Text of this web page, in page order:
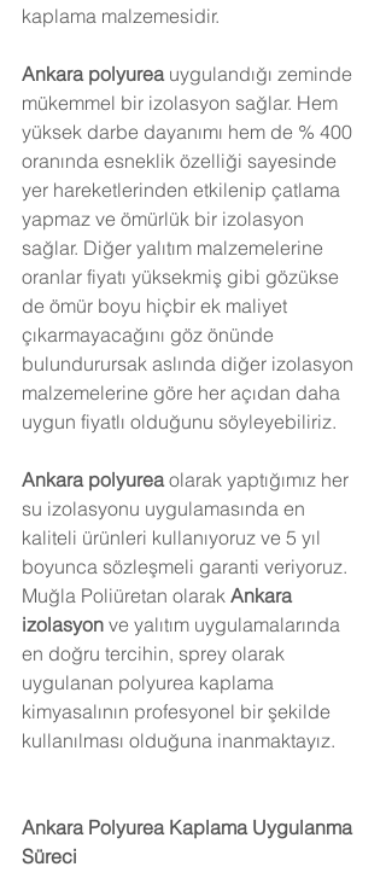
kaplama malzemesidir.
Ankara polyurea uygulandığı zeminde
mükemmel bir izolasyon sağlar. Hem
yüksek darbe dayanımı hem de % 400
oranında esneklik özelliği sayesinde
yer hareketlerinden etkilenip çatlama
yapmaz ve ömürlük bir izolasyon
sağlar. Diğer yalıtım malzemelerine
oranlar fiyatı yüksekmiş gibi gözükse
de ömür boyu hiçbir ek maliyet
çıkarmayacağını göz önünde
bulundurursak aslında diğer izolasyon
malzemelerine göre her açıdan daha
uygun fiyatlı olduğunu söyleyebiliriz.
Ankara polyurea olarak yaptığımız her
su izolasyonu uygulamasında en
kaliteli ürünleri kullanıyoruz ve 5 yıl
boyunca sözleşmeli garanti veriyoruz.
Muğla Poliüretan olarak Ankara
izolasyon ve yalıtım uygulamalarında
en doğru tercihin, sprey olarak
uygulanan polyurea kaplama
kimyasalının profesyonel bir şekilde
kullanılması olduğuna inanmaktayız.
Ankara Polyurea Kaplama Uygulanma
Süreci